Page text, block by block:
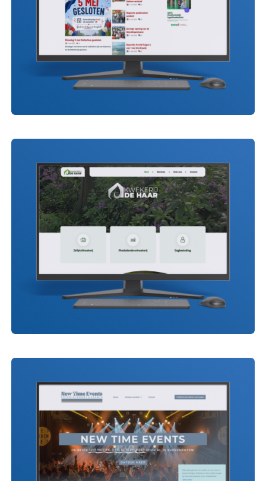
Sukerbiet
Kwekerij de Haar